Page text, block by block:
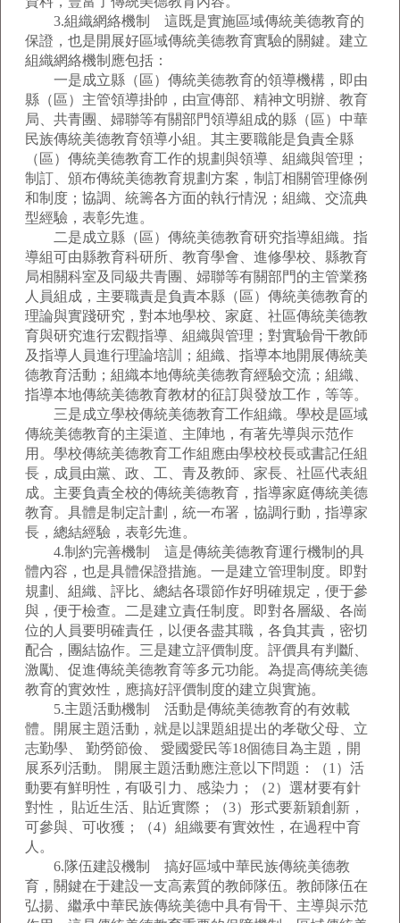
3.組織網絡機制 這既是實施區域傳統美德教育的
保證，也是開展好區域傳統美德教育實驗的關鍵。建立
組織網絡機制應包括：
一是成立縣（區）傳統美德教育的領導機構，即由
縣（區）主管領導掛帥，由宣傳部、精神文明辦、教育
局、共青團、婦聯等有關部門領導組成的縣（區）中華
民族傳統美德教育領導小組。其主要職能是負責全縣
（區）傳統美德教育工作的規劃與領導、組織與管理；
制訂、頒布傳統美德教育規劃方案，制訂相關管理條例
和制度；協調、統籌各方面的執行情況；組織、交流典
型經驗，表彰先進。
二是成立縣（區）傳統美德教育研究指導組織。指
導組可由縣教育科研所、教育學會、進修學校、縣教育
局相關科室及同級共青團、婦聯等有關部門的主管業務
人員組成，主要職責是負責本縣（區）傳統美德教育的
理論與實踐研究，對本地學校、家庭、社區傳統美德教
育與研究進行宏觀指導、組織與管理；對實驗骨干教師
及指導人員進行理論培訓；組織、指導本地開展傳統美
德教育活動；組織本地傳統美德教育經驗交流；組織、
指導本地傳統美德教育教材的征訂與發放工作，等等。
三是成立學校傳統美德教育工作組織。學校是區域
傳統美德教育的主渠道、主陣地，有著先導與示范作
用。學校傳統美德教育工作組應由學校校長或書記任組
長，成員由黨、政、工、青及教師、家長、社區代表組
成。主要負責全校的傳統美德教育，指導家庭傳統美德
教育。具體是制定計劃，統一布署，協調行動，指導家
長，總結經驗，表彰先進。
4.制約完善機制 這是傳統美德教育運行機制的具
體內容，也是具體保證措施。一是建立管理制度。即對
規劃、組織、評比、總結各環節作好明確規定，便于參
與，便于檢查。二是建立責任制度。即對各層級、各崗
位的人員要明確責任，以便各盡其職，各負其責，密切
配合，團結協作。三是建立評價制度。評價具有判斷、
激勵、促進傳統美德教育等多元功能。為提高傳統美德
教育的實效性，應搞好評價制度的建立與實施。
5.主題活動機制 活動是傳統美德教育的有效載
體。開展主題活動，就是以課題組提出的孝敬父母、立
志勤學、 勤勞節儉、 愛國愛民等18個德目為主題，開
展系列活動。 開展主題活動應注意以下問題：（1）活
動要有鮮明性，有吸引力、感染力；（2）選材要有針
對性， 貼近生活、貼近實際；（3）形式要新穎創新，
可參與、可收獲；（4）組織要有實效性，在過程中育
人。
6.隊伍建設機制 搞好區域中華民族傳統美德教
育，關鍵在于建設一支高素質的教師隊伍。教師隊伍在
弘揚、繼承中華民族傳統美德中具有骨干、主導與示范